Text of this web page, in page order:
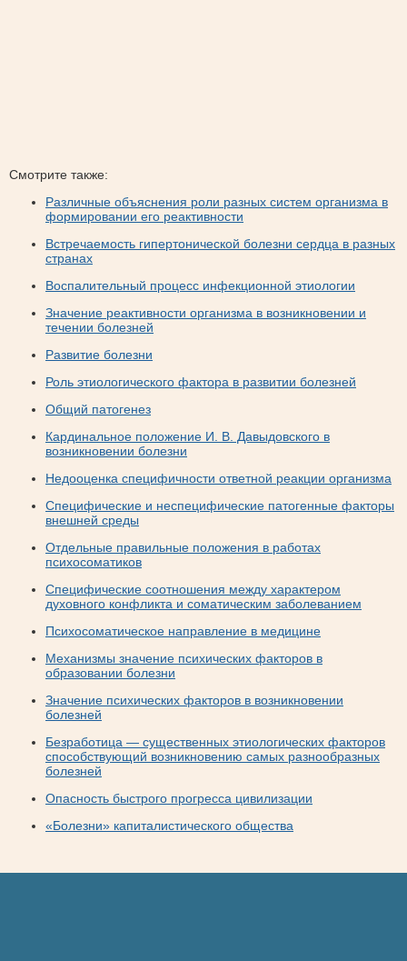
Смотрите также:
Различные объяснения роли разных систем организма в
формировании его реактивности
Встречаемость гипертонической болезни сердца в разных
странах
Воспалительный процесс инфекционной этиологии
Значение реактивности организма в возникновении и
течении болезней
Развитие болезни
Роль этиологического фактора в развитии болезней
Общий патогенез
Кардинальное положение И. В. Давыдовского в
возникновении болезни
Недооценка специфичности ответной реакции организма
Специфические и неспецифические патогенные факторы
внешней среды
Отдельные правильные положения в работах
психосоматиков
Специфические соотношения между характером
духовного конфликта и соматическим заболеванием
Психосоматическое направление в медицине
Механизмы значение психических факторов в
образовании болезни
Значение психических факторов в возникновении
болезней
Безработица — существенных этиологических факторов
способствующий возникновению самых разнообразных
болезней
Опасность быстрого прогресса цивилизации
«Болезни» капиталистического общества